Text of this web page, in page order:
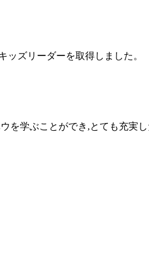
ッズリーダーを取得しました。
を学ぶことができ,とても充実